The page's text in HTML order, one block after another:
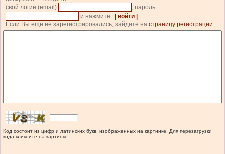
свой логин (email)
, пароль
и нажмите
| войти |
.
Если Вы еще не зарегистрировались, зайдите на страницу регистрации.
Код состоит из цифр и латинских букв, изображенных на картинке. Для перезагрузки
кода кликните на картинке.